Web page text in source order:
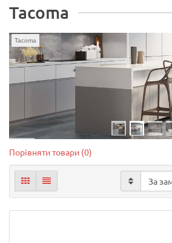
Tacoma
Tacoma
Порівняти товари (0)